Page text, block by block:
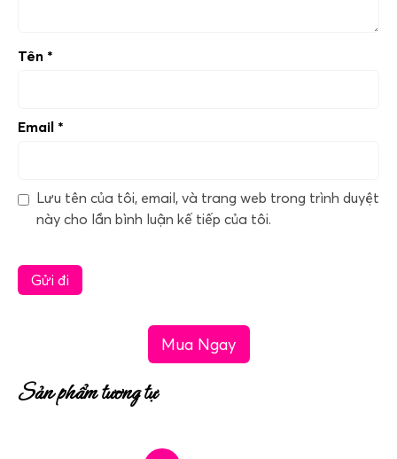
Tên *
Email *
Lưu tên của tôi, email, và trang web trong trình duyệt
này cho lần bình luận kế tiếp của tôi.
Mua Ngay
Sản phẩm tương tự